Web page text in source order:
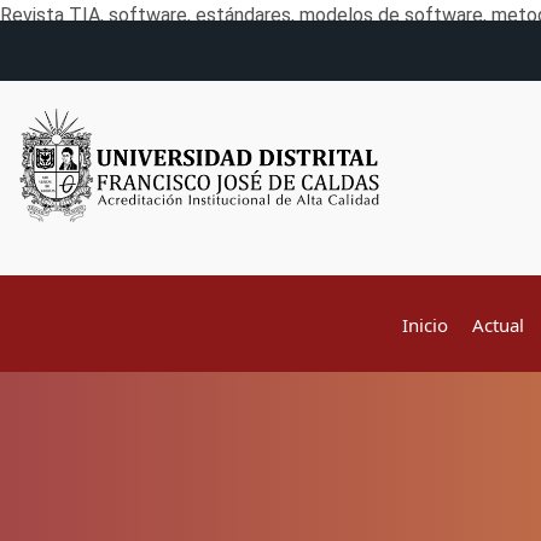
Revista TIA, software, estándares, modelos de software,
Inicio Actual